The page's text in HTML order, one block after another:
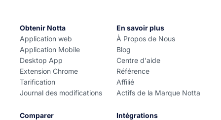
Obtenir Notta
Application web
Application Mobile
Desktop App
Extension Chrome
Tarification
Journal des modifications
En savoir plus
À Propos de Nous
Blog
Centre d'aide
Référence
Affilié
Actifs de la Marque Notta
Comparer
Intégrations